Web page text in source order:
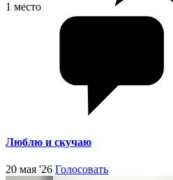
1 место
Люблю и скучаю
20 мая '26 Голосовать